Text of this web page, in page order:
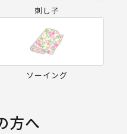
刺し子
ソーイング
方へ